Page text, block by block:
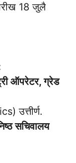
18 जुलै
ऑपरेटर, ग्रेड
उत्तीर्ण.
सचिवालय